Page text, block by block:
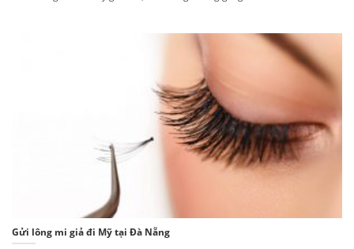
Gửi lông mi giả đi Mỹ tại Đà Nẵng